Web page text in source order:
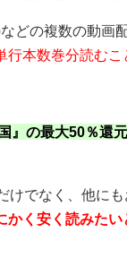
どの複数の動画
行本数巻分読むこ
』の最大50％還
けでなく、他に
かく安く読みたい